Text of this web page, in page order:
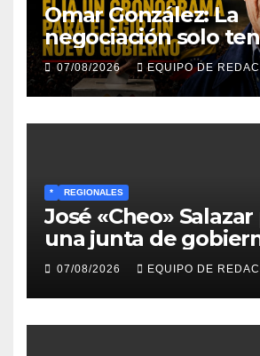
Omar González: La
negociación solo
sentido si fija un
para elegir un nuevo
gobierno
07/08/2026 EQUIPO DE
* REGIONALES
José «Cheo»
una junta de
transitoria ante la
representatividad en
Venezuela
07/08/2026 EQUIPO DE